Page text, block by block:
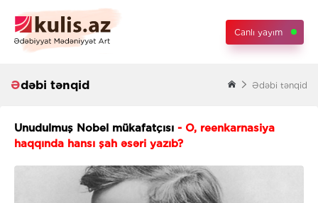
Canlı yayım
Ədəbi tənqid Ədəbi tənqid
Unudulmuş Nobel mükafatçısı - O, reenkarnasiya
haqqında hansı şah əsəri yazıb?